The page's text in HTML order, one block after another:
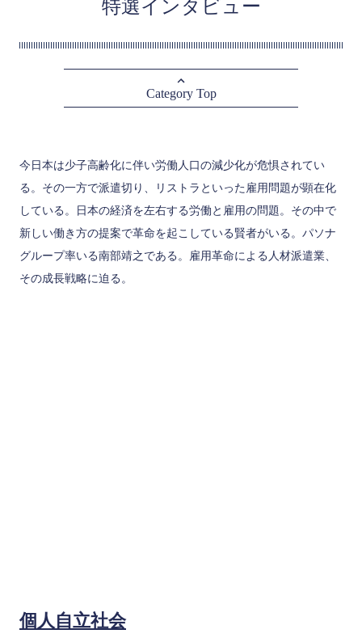
特選インタビュー
Category Top
今日本は少子高齢化に伴い労働人口の減少化が危惧されてい
る。その一方で派遣切り、リストラといった雇用問題が顕在化
している。日本の経済を左右する労働と雇用の問題。その中で
新しい働き方の提案で革命を起こしている賢者がいる。パソナ
グループ率いる南部靖之である。雇用革命による人材派遣業、
その成長戦略に迫る。
個人自立社会